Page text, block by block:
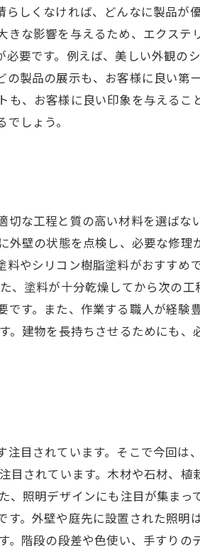
しくなければ、どんなに製品が
な影響を与えるため、エクステ
要です。例えば、美しい外観の
製品の展示も、お客様に良い第
、お客様に良い印象を与えるこ
しょう。
な工程と質の高い材料を選ばな
壁の状態を点検し、必要な修
やシリコン樹脂塗料がおすすめ
、塗料が十分乾燥してから次の
す。また、作業する職人が経験
建物を長持ちさせるためにも
目されています。そこで今回は
されています。木材や石材、
照明デザインにも注目が集まっ
。外壁や庭先に設置された照明
階段の段差や色使い、手すり